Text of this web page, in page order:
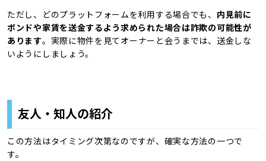
ただし、どのプラットフォームを利用する場合でも、 内見前に
ボンドや家賃を送金するよう求められた場合は詐欺の可能性が
あります。実際に物件を見てオーナーと会うまでは、送金しな
いようにしましょう。
友人・知人の紹介
この方法はタイミング次第なのですが、確実な方法の一つで
す。